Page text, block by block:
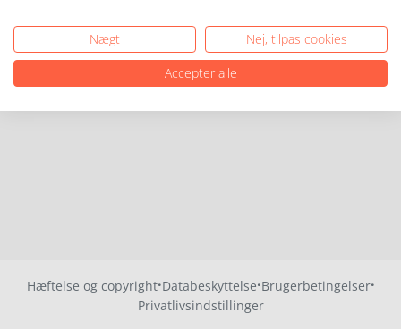
Hæftelse og copyright·Databeskyttelse·Brugerbetingelser·
Privatlivsindstillinger
Nægt
Nej, tilpas cookies
Accepter alle